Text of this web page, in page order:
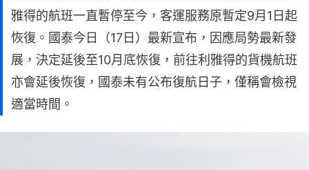
雅得的航班一直暫停至今，客運服務原暫定9月1日起
恢復。國泰今日（17日）最新宣布，因應局勢最新發
展，決定延後至10月底恢復，前往利雅得的貨機航班
亦會延後恢復，國泰未有公布復航日子，僅稱會檢視
適當時間。